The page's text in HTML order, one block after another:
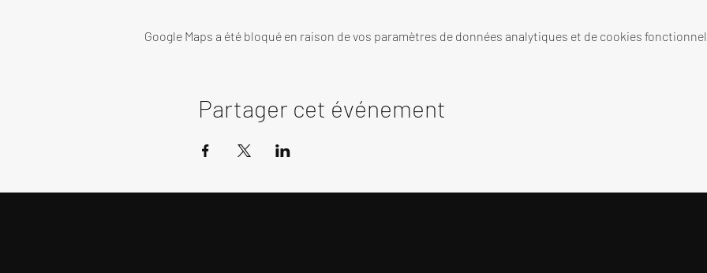
Google Maps a été bloqué en raison de vos paramètres de données analytiques et de cookies
Partager cet événement